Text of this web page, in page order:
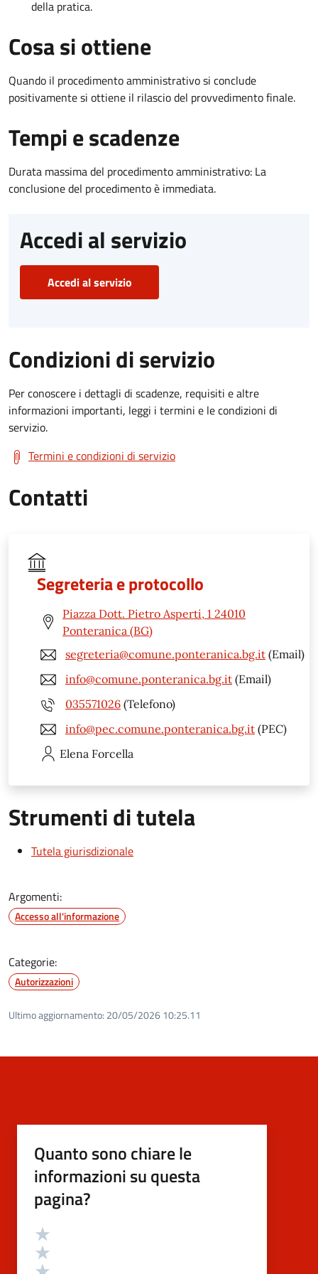
della pratica.
Cosa si ottiene
Quando il procedimento amministrativo si conclude
positivamente si ottiene il rilascio del provvedimento finale.
Tempi e scadenze
Durata massima del procedimento amministrativo: La
conclusione del procedimento è immediata.
Accedi al servizio
Accedi al servizio
Condizioni di servizio
Per conoscere i dettagli di scadenze, requisiti e altre
informazioni importanti, leggi i termini e le condizioni di
servizio.
Termini e condizioni di servizio
Contatti
Segreteria e protocollo
Piazza Dott. Pietro Asperti, 1 24010
Ponteranica (BG)
segreteria@comune.ponteranica.bg.it (Email)
info@comune.ponteranica.bg.it (Email)
035571026 (Telefono)
info@pec.comune.ponteranica.bg.it (PEC)
Elena Forcella
Strumenti di tutela
Tutela giurisdizionale
Argomenti:
Accesso all'informazione
Categorie:
Autorizzazioni
Ultimo aggiornamento: 20/05/2026 10:25.11
Quanto sono chiare le
informazioni su questa
pagina?
Valutazione